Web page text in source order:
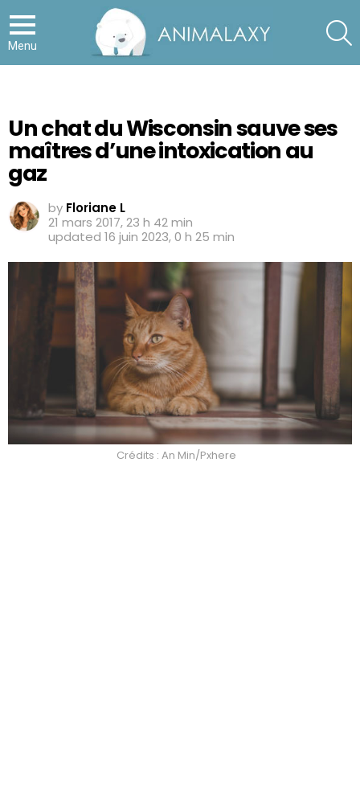
Menu
Un chat du Wisconsin sauve ses
maîtres d’une intoxication au
gaz
by Floriane L
21 mars 2017, 23 h 42 min
updated 16 juin 2023, 0 h 25 min
Crédits : An Min/Pxhere